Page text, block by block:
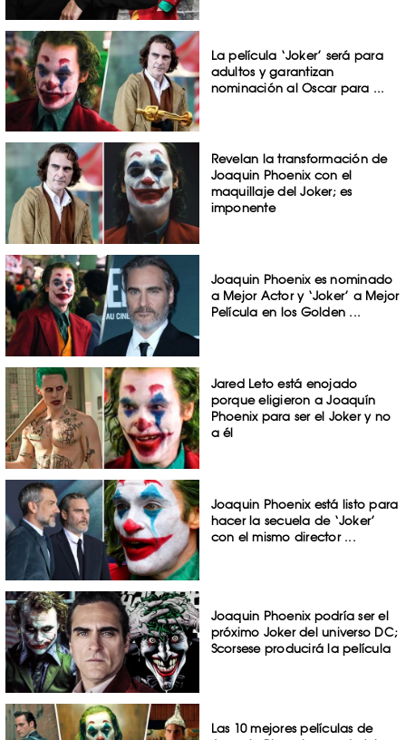
La película ‘Joker’ será para
adultos y garantizan
nominación al Oscar para ...
Revelan la transformación de
Joaquin Phoenix con el
maquillaje del Joker; es
imponente
Joaquin Phoenix es nominado
a Mejor Actor y ‘Joker’ a Mejor
Película en los Golden ...
Jared Leto está enojado
porque eligieron a Joaquín
Phoenix para ser el Joker y no
a él
Joaquin Phoenix está listo para
hacer la secuela de ‘Joker’
con el mismo director ...
Joaquin Phoenix podría ser el
próximo Joker del universo DC;
Scorsese producirá la película
Las 10 mejores películas de